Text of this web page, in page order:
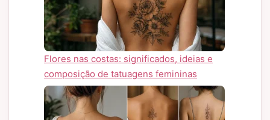
Flores nas costas: significados, ideias e
composição de tatuagens femininas